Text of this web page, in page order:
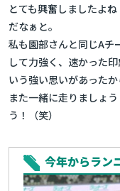
とても興奮しましたよ
だなぁと。
私も園部さんと同じAチ
して力強く、速かった
いう強い思いがあったか
また一緒に走りましょ
う！（笑）
今年からラン